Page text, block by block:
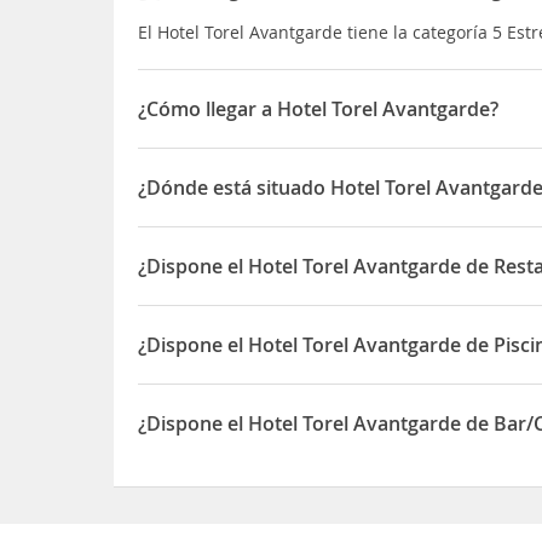
El Hotel Torel Avantgarde tiene la categoría 5
¿Cómo llegar a Hotel Torel Avantgarde?
El Torel Avantgarde Hotel se encuentra en el
y cerca de lugares importantes de la ciudad,
los Aliados
El aeropuerto está situado a unos 25 minutos en
¿Dónde está situado Hotel Torel
El Hotel Torel Avantgarde está situado en Rua Da
¿Dispone el Hotel Torel Avantgarde de
Sí, el Hotel Torel Avantgarde dispone de
¿Dispone el Hotel Torel Avantgarde de
Sí, el Hotel Torel Avantgarde dispone de Piscina
¿Dispone el Hotel Torel Avantgarde de Bar/